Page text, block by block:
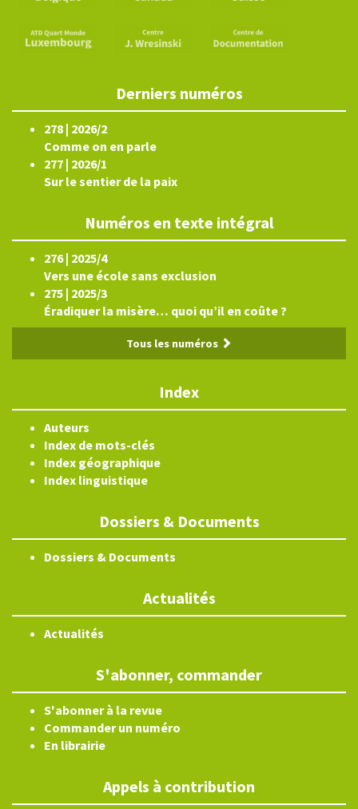
Derniers numéros
278 | 2026/2
Comme on en parle
277 | 2026/1
Sur le sentier de la paix
Numéros en texte intégral
276 | 2025/4
Vers une école sans exclusion
275 | 2025/3
Éradiquer la misère… quoi qu’il en coûte ?
Tous les numéros
Index
Auteurs
Index de mots-clés
Index géographique
Index linguistique
Dossiers & Documents
Dossiers & Documents
Actualités
Actualités
S'abonner, commander
S'abonner à la revue
Commander un numéro
En librairie
Appels à contribution